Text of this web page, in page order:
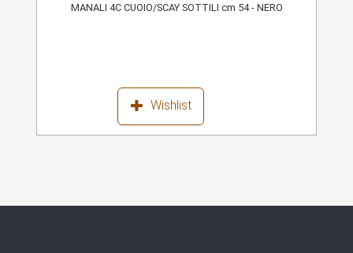
MANALI 4C CUOIO/SCAY SOTTILI cm 54 - NERO
Wishlist